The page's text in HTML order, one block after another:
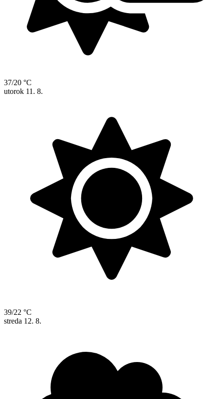
37/20 °C
utorok 11. 8.
39/22 °C
streda 12. 8.